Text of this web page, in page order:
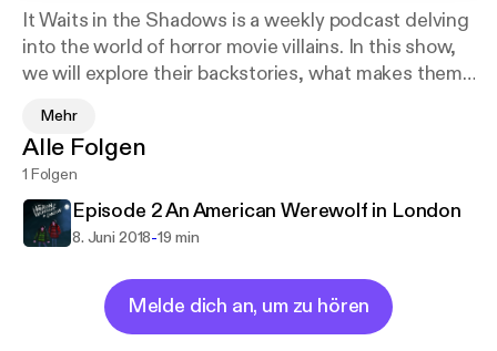
It Waits in the Shadows is a weekly podcast delving
into the world of horror movie villains. In this show,
we will explore their backstories, what makes them
facts, how to defeat the character, chances of
survival, and fun movie/production facts.
Mehr
Alle Folgen
1 Folgen
Episode 2 An American Werewolf in London
8. Juni 2018-19 min
Melde dich an, um zu hören